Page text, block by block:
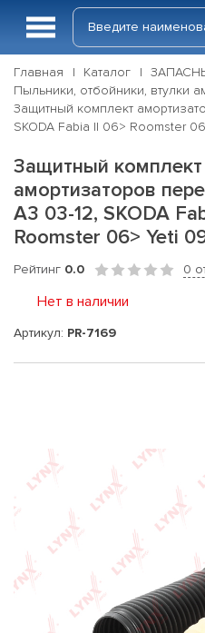
Главная Каталог
Пыльники, отбойники, втулки
Защитный комплект
SKODA Fabia II 06> Roomster
Защитный комплект
амортизаторов
A3 03-12, SKODA
Roomster 06> Yeti
Рейтинг 0.0 0
Нет в наличии
Артикул: PR-7169